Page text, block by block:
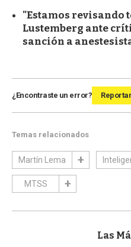
"Estamos revisando
Lustemberg ante
sanción a
¿Encontraste un error? Reportar
Temas relacionados
Martín Lema
MTSS
Las